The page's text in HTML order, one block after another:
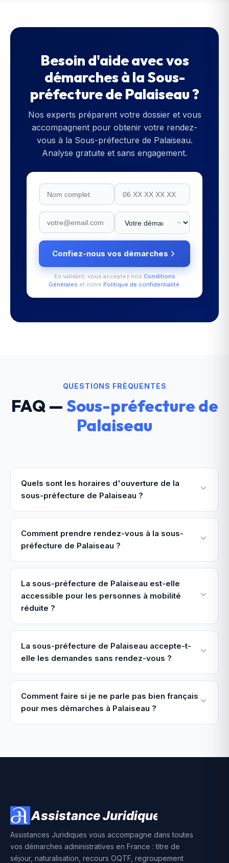
Besoin d'aide avec vos
démarches à laSous-
préfecture de Palaiseau?
Nos experts préparent votre dossier et vous
accompagnent pour obtenir votre rendez-
vous à la Sous-préfecture de Palaiseau.
Analyse gratuite et sans engagement.
Confiez-nous vos démarches
En validant, vous acceptez nos Conditions
Générales et notre Politique de confidentialité.
QUESTIONS FRÉQUENTES
FAQ — Sous-préfecture de
Palaiseau
Quels sont les horaires d'ouverture de la
sous-préfecture de Palaiseau ?
Comment prendre rendez-vous à la sous-
préfecture de Palaiseau ?
La sous-préfecture de Palaiseau est-elle
accessible pour les personnes à mobilité
réduite ?
La sous-préfecture de Palaiseau accepte-t-
elle les demandes sans rendez-vous ?
Comment faire si je ne parle pas bien français
pour mes démarches à Palaiseau ?
Assistances Juridiques vous accompagne dans toutes
vos démarches administratives en France : titre de
séjour, naturalisation, recours OQTF, regroupement